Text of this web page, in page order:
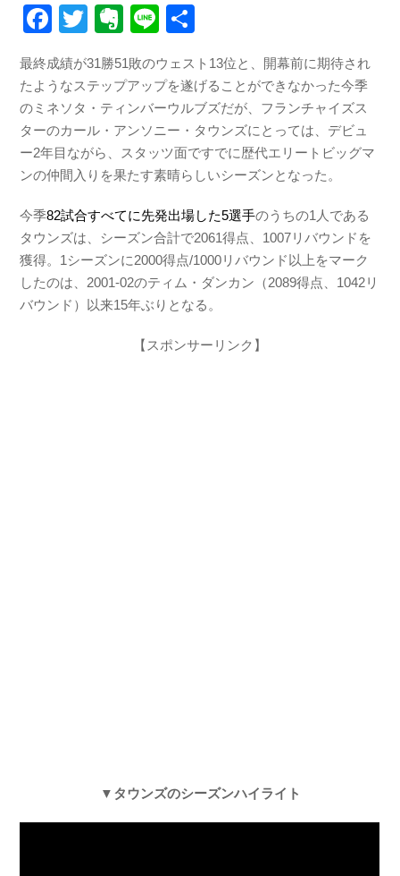
F
a
c
e
b
o
o
k
T
wi
tt
er
E
er
n
ot
e
Li
e
最終成績が31勝51敗のウェスト13位と、開幕前に期待され
たようなステップアップを遂げることができなかった今季
のミネソタ・ティンバーウルブズだが、フランチャイズス
ターのカール・アンソニー・タウンズにとっては、デビュ
ー2年目ながら、スタッツ面ですでに歴代エリートビッグマ
ンの仲間入りを果たす素晴らしいシーズンとなった。
今季82試合すべてに先発出場した5選手のうちの1人である
タウンズは、シーズン合計で2061得点、1007リバウンドを
獲得。1シーズンに2000得点/1000リバウンド以上をマーク
したのは、2001-02のティム・ダンカン（2089得点、1042リ
バウンド）以来15年ぶりとなる。
【スポンサーリンク】
▼タウンズのシーズンハイライト